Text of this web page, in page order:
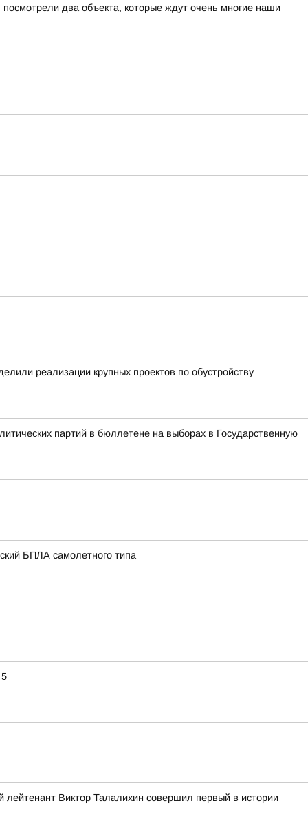
два объекта, которые ждут очень многие наши
реализации крупных проектов по обустройству
партий в бюллетене на выборах в Государственную
БПЛА самолетного типа
Виктор Талалихин совершил первый в истории